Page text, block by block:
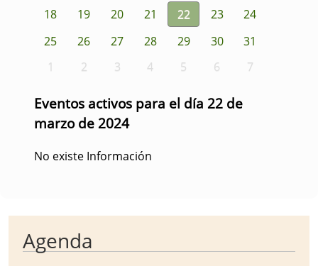
18
19 20 21 22 23
24
25
26 27 28 29 30
31
1
2 3 4 5 6 7
Eventos activos para el día 22 de
marzo de 2024
No existe Información
Agenda